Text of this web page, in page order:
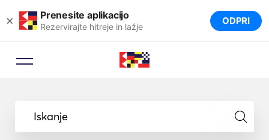
× Prenesite aplikacijo
Rezervirajte hitreje in lažje ODPRI
Iskanje